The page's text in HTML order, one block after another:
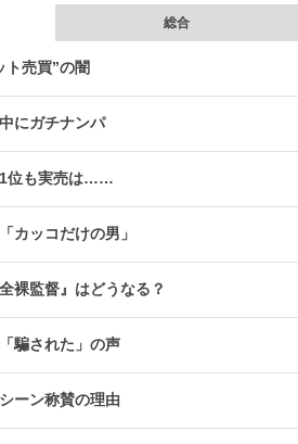
総合
ト売買”の闇
にガチナンパ
1位も実売は……
カッコだけの男」
裸監督』はどうなる？
騙された」の声
ーン称賛の理由